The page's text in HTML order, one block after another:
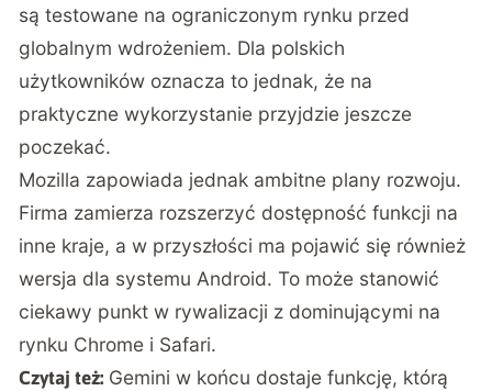
są testowane na ograniczonym rynku przed
globalnym wdrożeniem. Dla polskich
użytkowników oznacza to jednak, że na
praktyczne wykorzystanie przyjdzie jeszcze
poczekać.
Mozilla zapowiada jednak ambitne plany rozwoju.
Firma zamierza rozszerzyć dostępność funkcji na
inne kraje, a w przyszłości ma pojawić się również
wersja dla systemu Android. To może stanowić
ciekawy punkt w rywalizacji z dominującymi na
rynku Chrome i Safari.
Czytaj też: Gemini w końcu dostaje funkcję, którą